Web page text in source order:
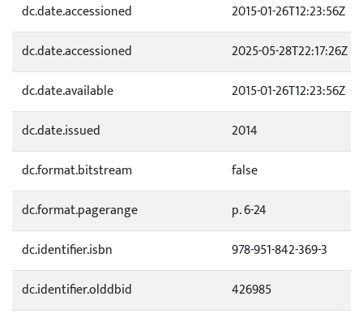
dc.date.accessioned
2015-01-26T12:23:56Z
dc.date.accessioned
2025-05-28T22:17:26Z
dc.date.available
2015-01-26T12:23:56Z
dc.date.issued
2014
dc.format.bitstream
false
dc.format.pagerange
p. 6-24
dc.identifier.isbn
978-951-842-369-3
dc.identifier.olddbid
426985